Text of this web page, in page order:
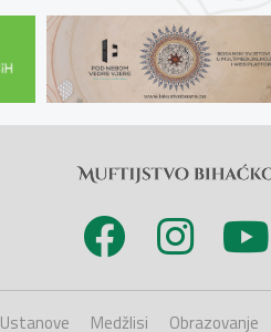
Ustanove Medžlisi Obrazovanje